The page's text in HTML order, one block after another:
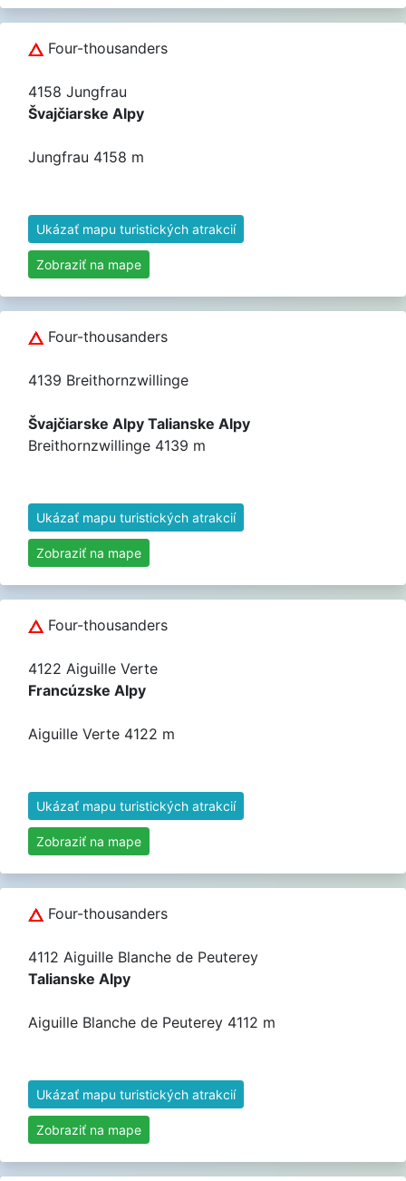
Four-thousanders
4158 Jungfrau
Švajčiarske Alpy
Jungfrau 4158 m
Ukázať mapu turistických atrakcií
Zobraziť na mape
Four-thousanders
4139 Breithornzwillinge
Švajčiarske Alpy Talianske Alpy
Breithornzwillinge 4139 m
Ukázať mapu turistických atrakcií
Zobraziť na mape
Four-thousanders
4122 Aiguille Verte
Francúzske Alpy
Aiguille Verte 4122 m
Ukázať mapu turistických atrakcií
Zobraziť na mape
Four-thousanders
4112 Aiguille Blanche de Peuterey
Talianske Alpy
Aiguille Blanche de Peuterey 4112 m
Ukázať mapu turistických atrakcií
Zobraziť na mape